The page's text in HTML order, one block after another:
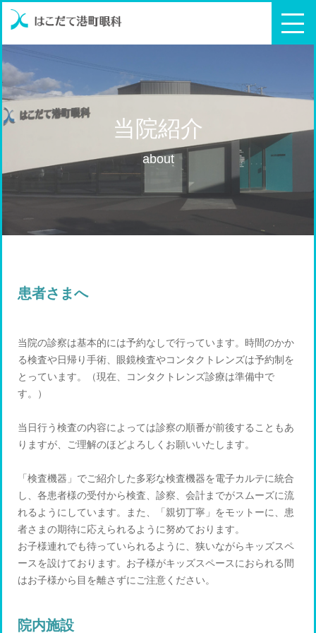
当院紹介
about
患者さまへ
当院の診察は基本的には予約なしで行っています。時間のかか
る検査や日帰り手術、眼鏡検査やコンタクトレンズは予約制を
とっています。（現在、コンタクトレンズ診療は準備中で
す。）
当日行う検査の内容によっては診察の順番が前後することもあ
りますが、ご理解のほどよろしくお願いいたします。
「検査機器」でご紹介した多彩な検査機器を電子カルテに統合
し、各患者様の受付から検査、診察、会計までがスムーズに流
れるようにしています。また、「親切丁寧」をモットーに、患
者さまの期待に応えられるように努めております。
お子様連れでも待っていられるように、狭いながらキッズスペ
ースを設けております。お子様がキッズスペースにおられる間
はお子様から目を離さずにご注意ください。
院内施設